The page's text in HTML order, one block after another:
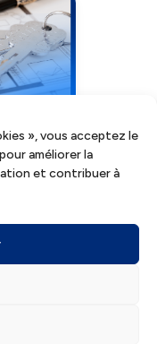
», vous acceptez le
améliorer la
et contribuer à
0,8